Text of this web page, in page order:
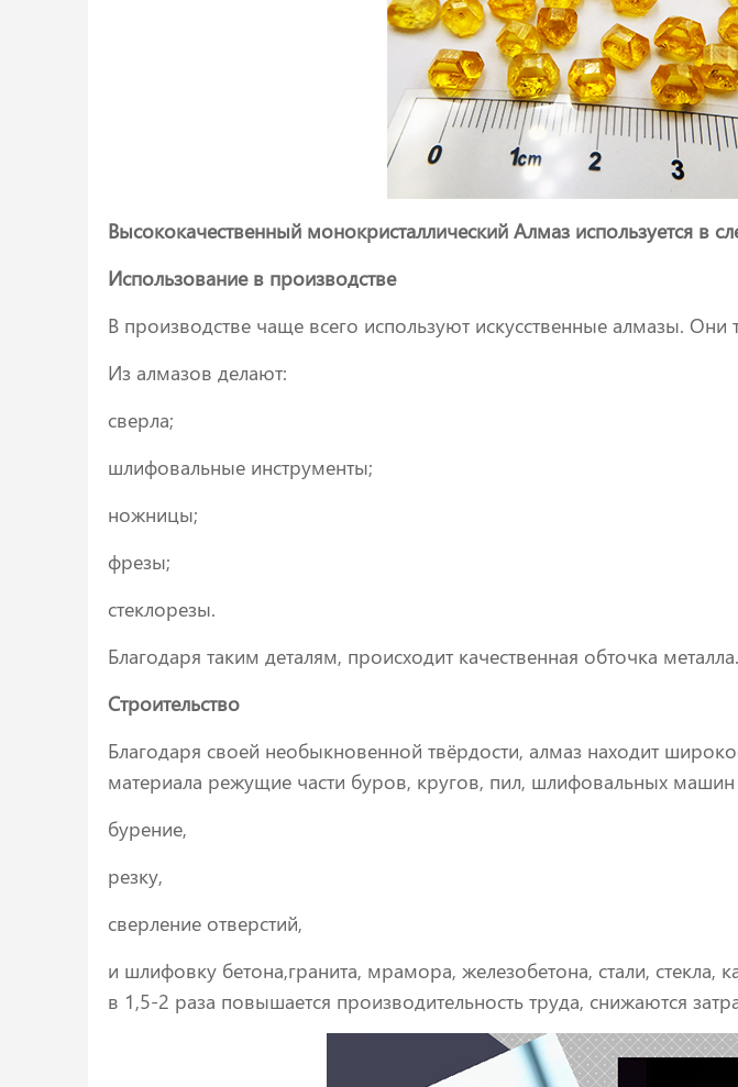
Высококачественный монокристаллический Алмаз используется в
Использование в производстве
В производстве чаще всего используют искусственные алмазы. Они
Из алмазов делают:
сверла;
шлифовальные инструменты;
ножницы;
фрезы;
стеклорезы.
Благодаря таким деталям, происходит качественная обточка
Строительство
Благодаря своей необыкновенной твёрдости, алмаз находит
материала режущие части буров, кругов, пил, шлифовальных машин
бурение,
резку,
сверление отверстий,
и шлифовку бетона,гранита, мрамора, железобетона, стали,
в 1,5-2 раза повышается производительность труда, снижаются